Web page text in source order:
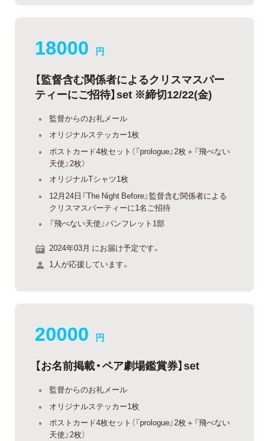
18000 円
【監督含む関係者によるクリスマスパー
ティーにご招待】set ※締切12/22(金)
監督からのお礼メール
オリジナルステッカー1枚
ポストカード4枚セット（『prologue』2枚＋『飛べない
天使』2枚）
オリジナルTシャツ1枚
12月24日『The Night Before』監督含む関係者による
クリスマスパーティーに1名ご招待
『飛べない天使』パンフレット1部
2024年03月 にお届け予定です。
1人が応援しています。
20000 円
【お名前掲載・ペア劇場鑑賞券】set
監督からのお礼メール
オリジナルステッカー1枚
ポストカード4枚セット（『prologue』2枚＋『飛べない
天使』2枚）